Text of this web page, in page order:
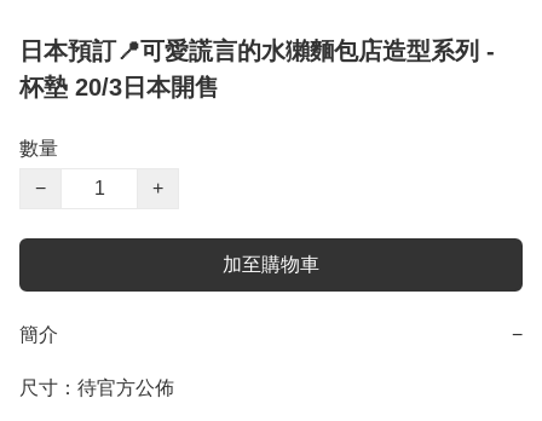
日本預訂📍可愛謊言的水獺麵包店造型系列 -
杯墊 20/3日本開售
數量
−
+
加至購物車
簡介 −
尺寸：待官方公佈